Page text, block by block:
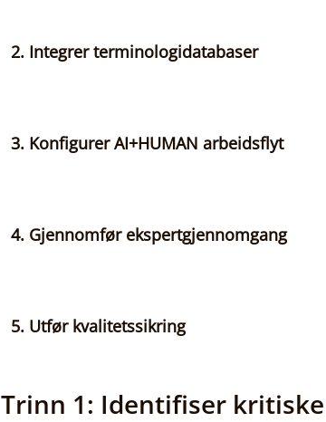
2. Integrer terminologidatabaser
3. Konfigurer AI+HUMAN arbeidsflyt
4. Gjennomfør ekspertgjennomgang
5. Utfør kvalitetssikring
Trinn 1: Identifiser